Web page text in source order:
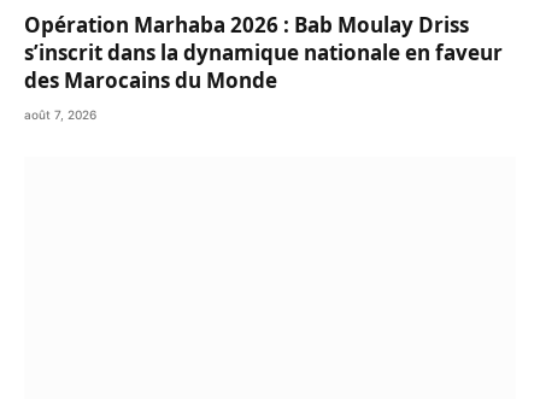
Opération Marhaba 2026 : Bab Moulay Driss
s’inscrit dans la dynamique nationale en faveur
des Marocains du Monde
août 7, 2026